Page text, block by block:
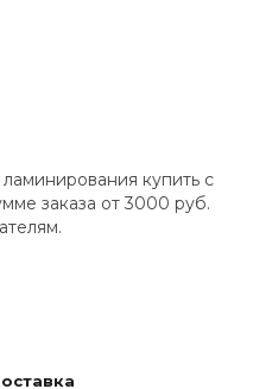
купить с
заказа от 3000 руб.